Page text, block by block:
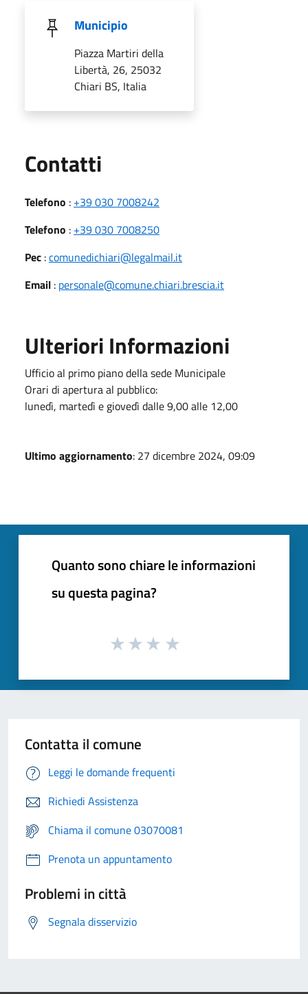
Municipio
Piazza Martiri della
Libertà, 26, 25032
Chiari BS, Italia
Contatti
Telefono : +39 030 7008242
Telefono : +39 030 7008250
Pec :comunedichiari@legalmail.it
Email : personale@comune.chiari.brescia.it
Ulteriori Informazioni
Ufficio al primo piano della sede Municipale
Orari di apertura al pubblico:
lunedì, martedì e giovedì dalle 9,00 alle 12,00
Ultimo aggiornamento: 27 dicembre 2024, 09:09
Quanto sono chiare le informazioni
su questa pagina?
Contatta il comune
Leggi le domande frequenti
Richiedi Assistenza
Chiama il comune 03070081
Prenota un appuntamento
Problemi in città
Segnala disservizio